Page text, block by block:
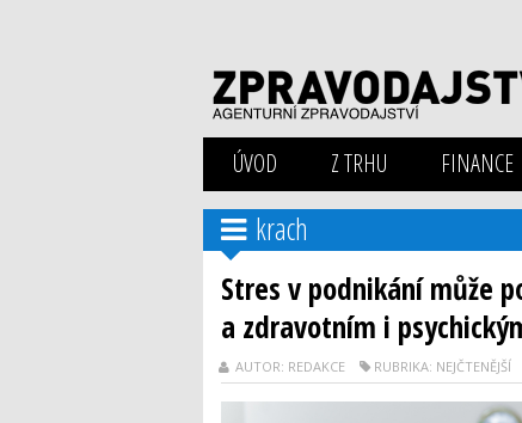
ÚVOD Z TRHU FINANCE
krach
Stres v podnikání může
a zdravotním i
AUTOR: REDAKCE RUBRIKA: NEJČTENĚJŠÍ